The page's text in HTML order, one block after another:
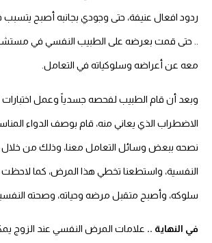
ردود افعال عنيفة، حتى وجودي بجانبه أصبح يتسبب
.. حتى قمت بعرضه على الطبيب النفسي في
معه عن أعراضه وسلوكياته في التعامل.
وبعد أن قام الطبيب لفحصه جسدياً وعمل
الاضطراب الذي يعاني منه، قام بوصف الدواء
نصحه ببعض وسائل التعامل معنا، وذلك من خلال
النفسية، واستطعنا تخطي هذا المرض، كما لاحظت
سلوكه، وأصبح متقبل مرضه وحياته، وصحته
في النهاية .. علامات المرض النفسي عند الزوج